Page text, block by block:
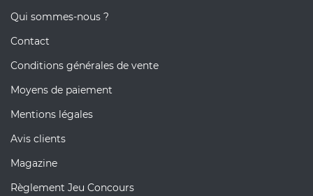
Qui sommes-nous ?
Contact
Conditions générales de vente
Moyens de paiement
Mentions légales
Avis clients
Magazine
Règlement Jeu Concours